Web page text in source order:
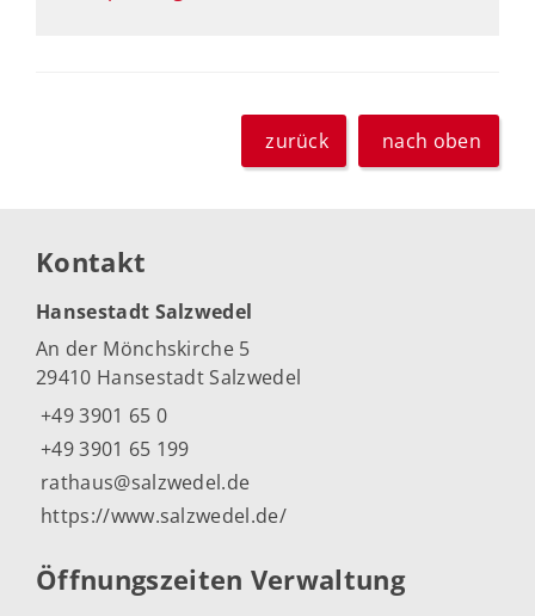
zurück nach oben
Kontakt
Hansestadt Salzwedel
An der Mönchskirche 5
29410 Hansestadt Salzwedel
+49 3901 65 0
+49 3901 65 199
rathaus@salzwedel.de
https://www.salzwedel.de/
Öffnungszeiten Verwaltung